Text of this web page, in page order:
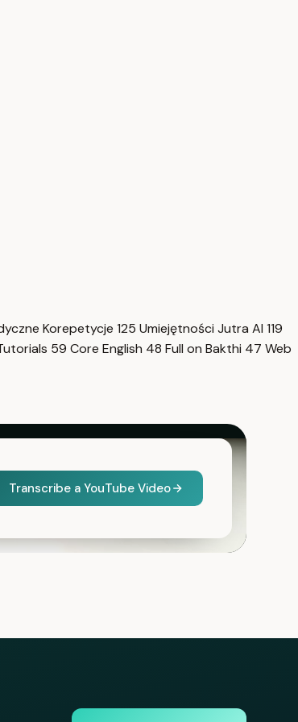
Korepetycje 125 Umiejętności Jutra AI 119
59 Core English 48 Full on Bakthi 47 Web
Transcribe a YouTube Video